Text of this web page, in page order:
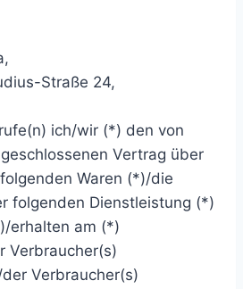
Straße 24,
ich/wir (*) den von
Vertrag über
Waren (*)/die
folgenden Dienstleistung (*)
erhalten am (*)
Verbraucher(s)
Verbraucher(s)